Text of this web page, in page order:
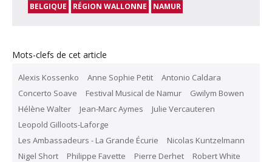
BELGIQUE RÉGION WALLONNE NAMUR
Mots-clefs de cet article
Alexis Kossenko Anne Sophie Petit
Antonio Caldara
Concerto Soave
Festival Musical de Namur
Gwilym Bowen
Hélène Walter
Jean-Marc Aymes
Julie Vercauteren
Leopold Gilloots-Laforge
Les Ambassadeurs - La Grande Écurie
Nicolas Kuntzelmann
Nigel Short
Philippe Favette Pierre Derhet
Robert White